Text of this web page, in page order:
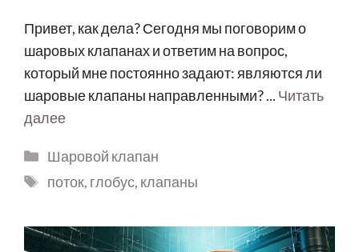
Привет, как дела? Сегодня мы поговорим о
шаровых клапанах и ответим на вопрос,
который мне постоянно задают: являются ли
шаровые клапаны направленными? ... Читать
далее
Шаровой клапан
поток, глобус, клапаны